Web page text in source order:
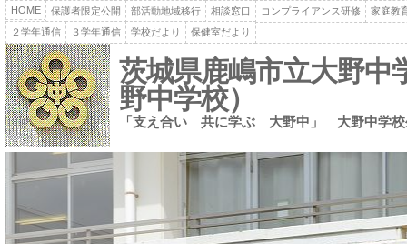
HOME 保護者限定公開 部活動地域移行 相談窓口 コンプライアンス研修
家庭教
２学年通信
３学年通信 学校だより 保健室だより
茨城県鹿嶋市立大野中
野中学校）
「支え合い 共に学ぶ 大野中」 大野中学校